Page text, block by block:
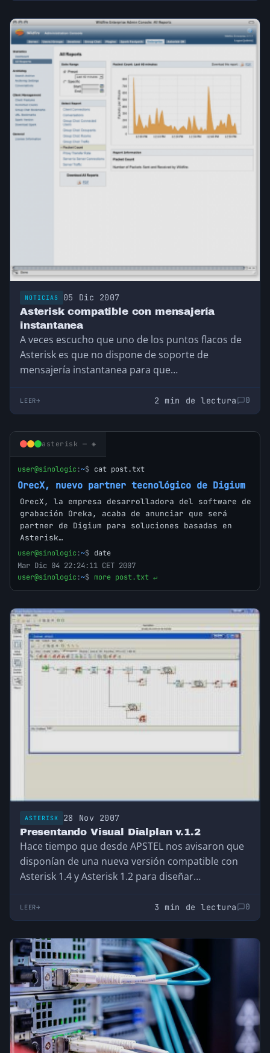
NOTICIAS 05 Dic 2007
Asterisk compatible con mensajería
instantanea
A veces escucho que uno de los puntos flacos de
Asterisk es que no dispone de soporte de
mensajería instantanea para que…
LEER 2 min de lectura 0
asterisk — ◈
user@sinologic:~$ cat post.txt
OrecX, nuevo partner tecnológico de Digium
OrecX, la empresa desarrolladora del software de
grabación Oreka, acaba de anunciar que será
partner de Digium para soluciones basadas en
Asterisk…
user@sinologic:~$ date
Mar Dic 04 22:24:11 CET 2007
user@sinologic:~$ more post.txt ↵
ASTERISK 28 Nov 2007
Presentando Visual Dialplan v.1.2
Hace tiempo que desde APSTEL nos avisaron que
disponían de una nueva versión compatible con
Asterisk 1.4 y Asterisk 1.2 para diseñar…
LEER 3 min de lectura 0